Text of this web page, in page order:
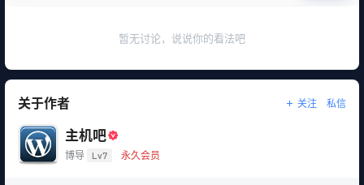
暂无讨论，说说你的看法吧
关于作者 关注 私信
主机吧
博导 Lv7 永久会员